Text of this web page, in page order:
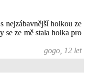
nejzábavnější holkou ze
se ze mě stala holka pro
gogo, 12 let